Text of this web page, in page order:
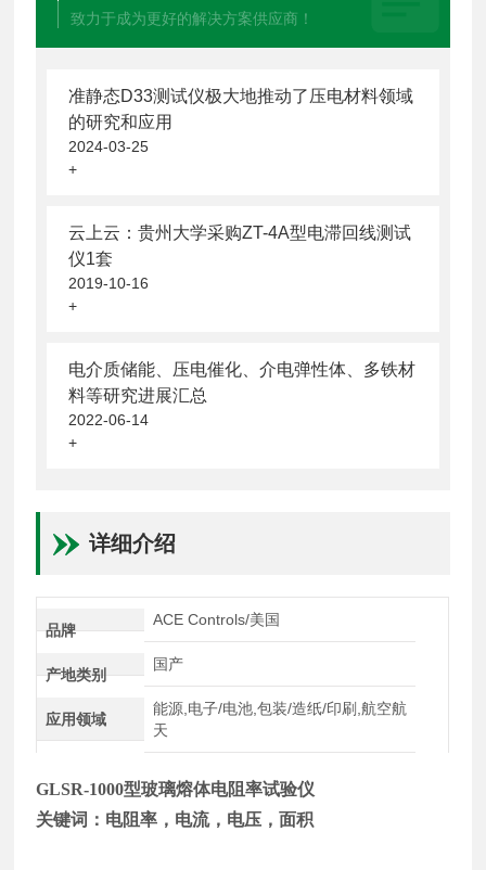
致力于成为更好的解决方案供应商！
准静态D33测试仪极大地推动了压电材料领域
的研究和应用
2024-03-25
+
云上云：贵州大学采购ZT-4A型电滞回线测试
仪1套
2019-10-16
+
电介质储能、压电催化、介电弹性体、多铁材
料等研究进展汇总
2022-06-14
+
详细介绍
品牌
ACE Controls/美国
产地类别
国产
应用领域
能源,电子/电池,包装/造纸/印刷,航空航
天
GLSR-1000型玻璃熔体电阻率试验仪
关键词：电阻率，电流，电压，面积